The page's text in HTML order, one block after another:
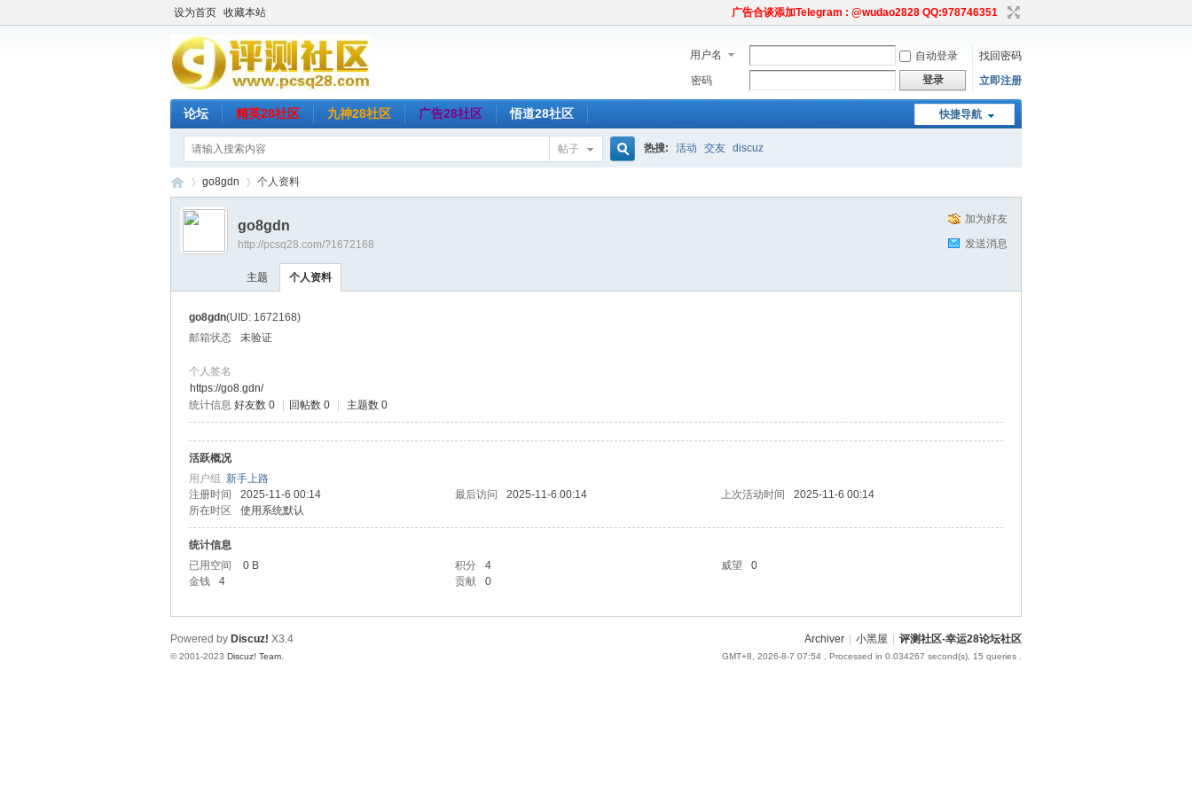
设为首页 收藏本站 广告合谈添加Telegram : @wudao2828 QQ:978746351
用户名 自动登录
找回密码
密码
登录 立即注册
快捷导航
论坛 精英28社区 九神28社区 广告28社区 悟道28社区
帖子 热搜: 活动 交友 discuz
›
go8gdn 个人资料
加为好友
发送消息
go8gdn
http://pcsq28.com/?1672168
主题 个人资料
go8gdn(UID: 1672168)
邮箱状态
未验证
个人签名
https://go8.gdn/
统计信息 好友数 0 回帖数 0 主题数 0
活跃概况
用户组 新手上路
注册时间
2025-11-6 00:14 最后访问 2025-11-6 00:14 上次活动时间
2025-11-6 00:14
所在时区
使用系统默认
统计信息
已用空间
0 B 积分 4 威望
0
金钱
4 贡献 0
Archiver 小黑屋 评测社区-幸运28论坛社区
GMT+8, 2026-8-7 07:54 , Processed in 0.034267 second(s), 15 queries .
Powered by Discuz! X3.4
© 2001-2023 Discuz! Team